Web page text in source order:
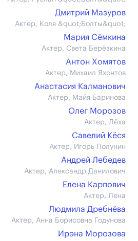
Дмитрий Мазуров
Актер, Коля &quot;Болты&quot;
Мария Сёмкина
Актер, Света Берёзкина
Антон Хомятов
Актер, Михаил Яхонтов
Анастасия Калманович
Актер, Майя Баринова
Олег Морозов
Актер, Лёха
Савелий Кёся
Актер, Игорь Полунин
Андрей Лебедев
Актер, Александр Данилович
Елена Карпович
Актер, Лена
Людмила Дребнёва
Актер, Анна Борисовна Годунова
Ирэна Морозова